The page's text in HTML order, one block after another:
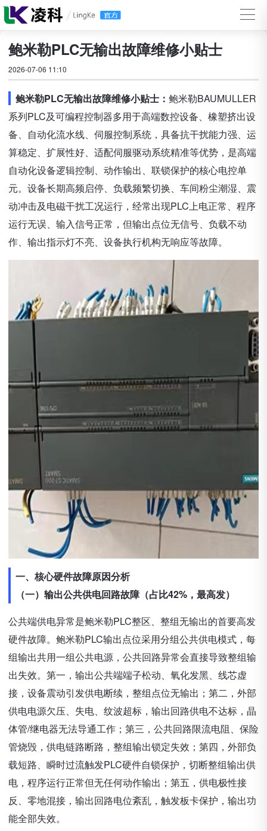
鲍米勒PLC无输出故障维修小贴士
2026-07-06 11:10
鲍米勒PLC无输出故障维修小贴士： 鲍米勒BAUMULLER
系列PLC及可编程控制器多用于高端数控设备、橡塑挤出设
备、自动化流水线、伺服控制系统，具备抗干扰能力强、运
算稳定、扩展性好、适配伺服驱动系统精准等优势，是高端
自动化设备逻辑控制、动作输出、联锁保护的核心电控单
元。设备长期高频启停、负载频繁切换、车间粉尘潮湿、震
动冲击及电磁干扰工况运行，经常出现PLC上电正常、程序
运行无误、输入信号正常，但输出点位无信号、负载不动
作、输出指示灯不亮、设备执行机构无响应等故障。
一、核心硬件故障原因分析
（一）输出公共供电回路故障（占比42%，最高发）
公共端供电异常是鲍米勒PLC整区、整组无输出的首要高发
硬件故障。鲍米勒PLC输出点位采用分组公共供电模式，每
组输出共用一组公共电源，公共回路异常会直接导致整组输
出失效。第一，输出公共端端子松动、氧化发黑、线芯虚
接，设备震动引发供电断续，整组点位无输出；第二，外部
供电电源欠压、失电、纹波超标，输出回路供电不达标，晶
体管/继电器无法导通工作；第三，公共回路限流电阻、保险
管烧毁，供电链路断路，整组输出锁定失效；第四，外部负
载短路、瞬时过流触发PLC硬件自锁保护，切断整组输出供
电，程序运行正常但无任何动作输出；第五，供电极性接
反、零地混接，输出回路电位紊乱，触发板卡保护，输出功
能全部失效。